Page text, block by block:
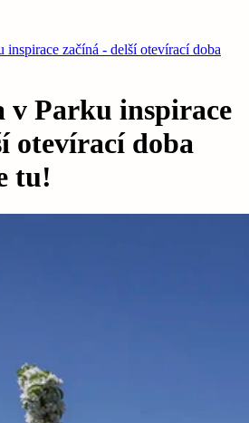
inspirace začíná - delší otevírací doba
v Parku inspirace
otevírací doba
tu!